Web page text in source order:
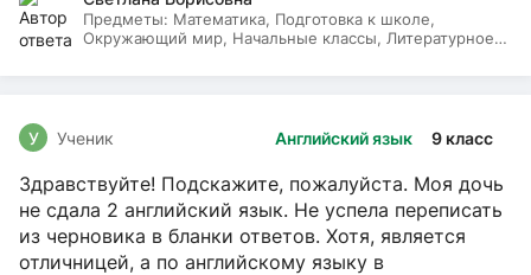
Предметы: Математика, Подготовка к школе,
Окружающий мир, Начальные классы, Литературное
Английский язык 9 класс
У Ученик
Здравствуйте! Подскажите, пожалуйста. Моя дочь
не сдала 2 английский язык. Не успела переписать
из черновика в бланки ответов. Хотя, является
отличницей, а по английскому языку в